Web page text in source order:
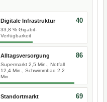
Digitale Infrastruktur
33,8 % Gigabit-
Verfügbarkeit
40
Alltagsversorgung
Supermarkt 2,5 Min., Notfall
12,4 Min., Schwimmbad 2,2
Min.
86
Standortmarkt 69